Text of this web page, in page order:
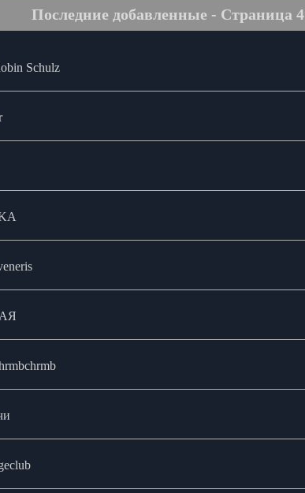
Последние добавленные - Страница 4
Schulz